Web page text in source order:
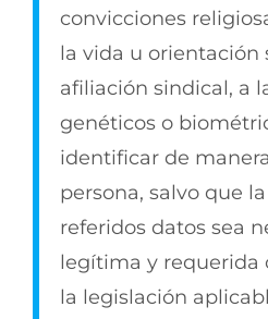
convicciones
la vida u orientación
afiliación sindical, a
genéticos o
identificar de
persona, salvo que
referidos datos sea
legítima y requerida
la legislación